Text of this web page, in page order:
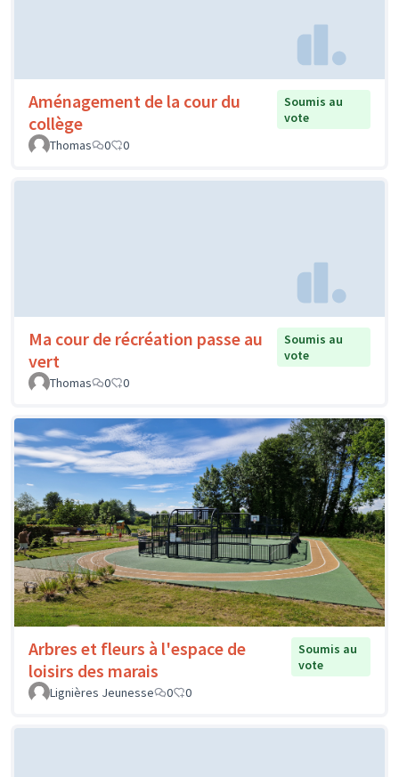
Aménagement de la cour du
collège
Soumis au
vote
Thomas
0 0
Ma cour de récréation passe au
vert
Soumis au
vote
Thomas
0 0
Arbres et fleurs à l'espace de
loisirs des marais
Soumis au
vote
Lignières Jeunesse
0 0